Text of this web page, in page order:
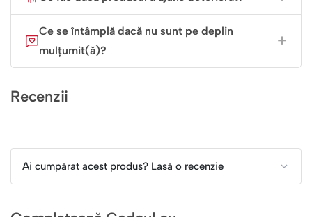
Ce se întâmplă dacă nu sunt pe deplin
mulțumit(ă)?
Recenzii
Ai cumpărat acest produs? Lasă o recenzie